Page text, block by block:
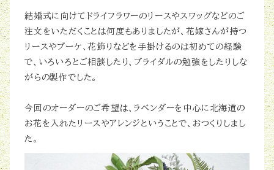
結婚式に向けてドライフラワーのリースやスワッグなどのご
注文をいただくことは何度もありましたが、花嫁さんが持つ
リースやブーケ、花飾りなどを手掛けるのは初めての経験
で、いろいろとご相談したり、ブライダルの勉強をしたりしな
がらの製作でした。
今回のオーダーのご希望は、ラベンダーを中心に北海道の
お花を入れたリースやアレンジということで、おつくりしまし
た。